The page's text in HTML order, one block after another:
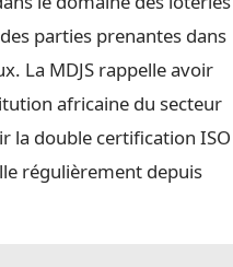
parties prenantes dans
La MDJS rappelle avoir
africaine du secteur
la double certification ISO
régulièrement depuis